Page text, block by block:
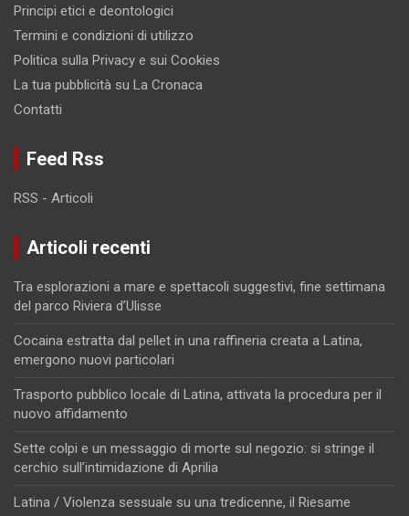
Principi etici e deontologici
Termini e condizioni di utilizzo
Politica sulla Privacy e sui Cookies
La tua pubblicità su La Cronaca
Contatti
Feed Rss
RSS - Articoli
Articoli recenti
Tra esplorazioni a mare e spettacoli suggestivi, fine settimana
del parco Riviera d’Ulisse
Cocaina estratta dal pellet in una raffineria creata a Latina,
emergono nuovi particolari
Trasporto pubblico locale di Latina, attivata la procedura per il
nuovo affidamento
Sette colpi e un messaggio di morte sul negozio: si stringe il
cerchio sull’intimidazione di Aprilia
Latina / Violenza sessuale su una tredicenne, il Riesame